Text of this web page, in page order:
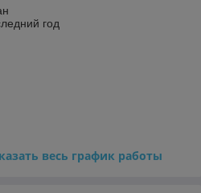
год
весь график работы